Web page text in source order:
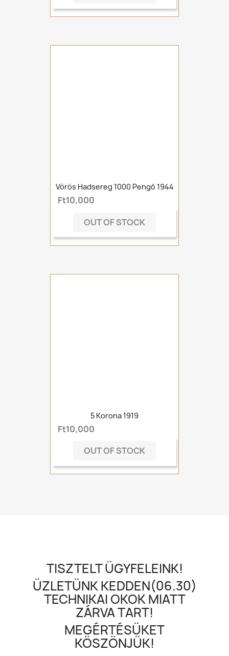
Vörös Hadsereg 1000 Pengő 1944
Ft10,000
OUT OF STOCK
5 Korona 1919
Ft10,000
OUT OF STOCK
TISZTELT ÜGYFELEINK!
ÜZLETÜNK KEDDEN(06.30)
TECHNIKAI OKOK MIATT
ZÁRVA TART!
MEGÉRTÉSÜKET
KÖSZÖNJÜK!